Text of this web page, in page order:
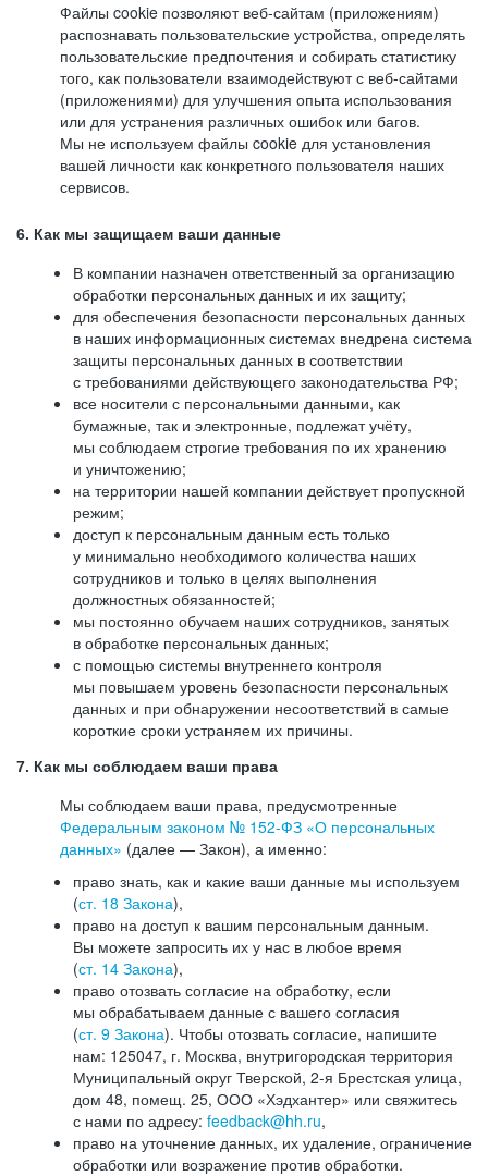
Файлы cookie позволяют веб-сайтам (приложениям)
распознавать пользовательские устройства, определять
пользовательские предпочтения и собирать статистику
того, как пользователи взаимодействуют с веб-сайтами
(приложениями) для улучшения опыта использования
или для устранения различных ошибок или багов.
Мы не используем файлы cookie для установления
вашей личности как конкретного пользователя наших
сервисов.
6. Как мы защищаем ваши данные
В компании назначен ответственный за организацию
обработки персональных данных и их защиту;
для обеспечения безопасности персональных данных
в наших информационных системах внедрена система
защиты персональных данных в соответствии
с требованиями действующего законодательства РФ;
все носители с персональными данными, как
бумажные, так и электронные, подлежат учёту,
мы соблюдаем строгие требования по их хранению
и уничтожению;
на территории нашей компании действует пропускной
режим;
доступ к персональным данным есть только
у минимально необходимого количества наших
сотрудников и только в целях выполнения
должностных обязанностей;
мы постоянно обучаем наших сотрудников, занятых
в обработке персональных данных;
с помощью системы внутреннего контроля
мы повышаем уровень безопасности персональных
данных и при обнаружении несоответствий в самые
короткие сроки устраняем их причины.
7. Как мы соблюдаем ваши права
Мы соблюдаем ваши права, предусмотренные
Федеральным законом № 152-ФЗ «О персональных
данных» (далее — Закон), а именно:
право знать, как и какие ваши данные мы используем
(ст. 18 Закона),
право на доступ к вашим персональным данным.
Вы можете запросить их у нас в любое время
(ст. 14 Закона),
право отозвать согласие на обработку, если
мы обрабатываем данные с вашего согласия
(ст. 9 Закона). Чтобы отозвать согласие, напишите
нам: 125047, г. Москва, внутригородская территория
Муниципальный округ Тверской, 2-я Брестская улица,
дом 48, помещ. 25, ООО «Хэдхантер» или свяжитесь
с нами по адресу: feedback@hh.ru,
право на уточнение данных, их удаление, ограничение
обработки или возражение против обработки.